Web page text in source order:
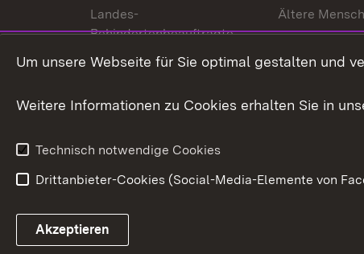
Landes-
Behindertenbeauftragte
Bürgerreferent
Karriere
Ältere
Link zum Landesportal
Um unsere Webseite für Sie optimal gestalten und
Weitere Informationen zu Cookies erhalten Sie in
Technisch notwendige Cookies
Drittanbieter-Cookies (Social-Media-Elemente von
Akzeptieren